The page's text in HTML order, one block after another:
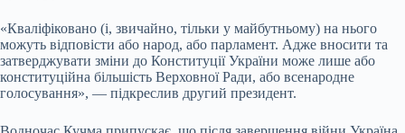
«Кваліфіковано (і, звичайно, тільки у майбутньому) на нього
можуть відповісти або народ, або парламент. Адже вносити та
затверджувати зміни до Конституції України може лише або
конституційна більшість Верховної Ради, або всенародне
голосування», — підкреслив другий президент.